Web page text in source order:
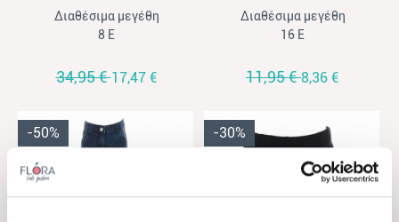
κορίτσια Losan γκρι
Διαθέσιμα μεγέθη
8 Ε
34,95 €17,47 €
για κορίτσια Losan λευκό
Διαθέσιμα μεγέθη
16 Ε
11,95 €8,36 €
-50% -30%